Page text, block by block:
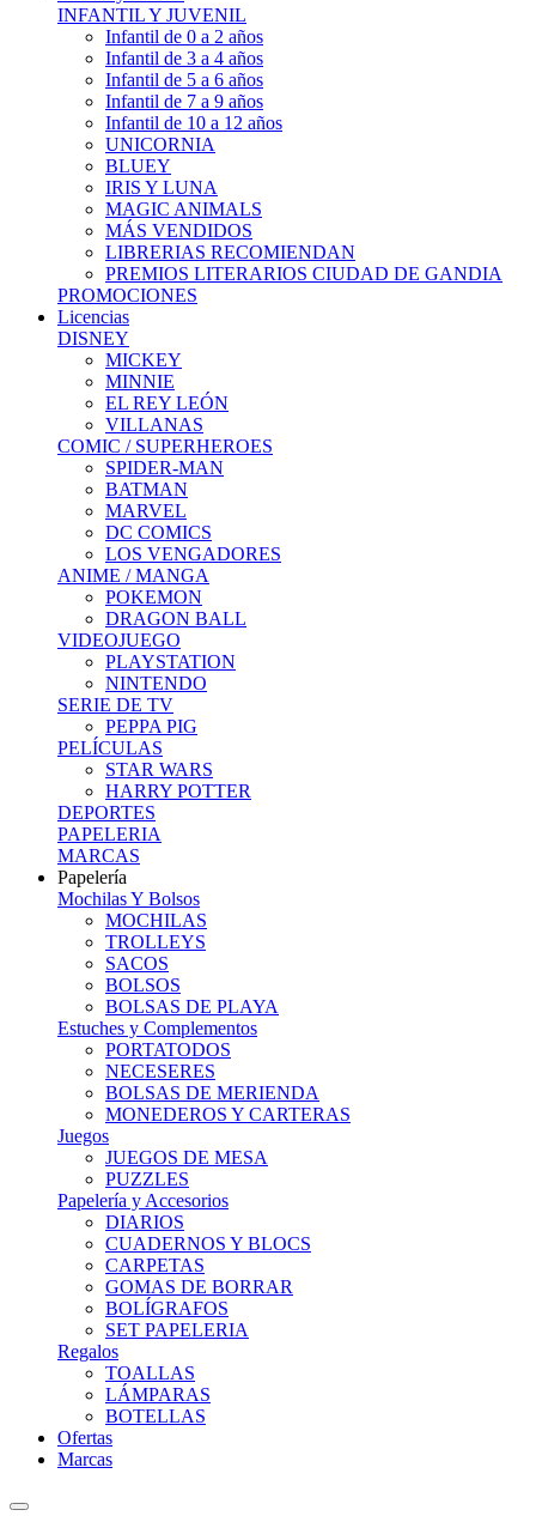
INFANTIL Y JUVENIL
Infantil de 0 a 2 años
Infantil de 3 a 4 años
Infantil de 5 a 6 años
Infantil de 7 a 9 años
Infantil de 10 a 12 años
UNICORNIA
BLUEY
IRIS Y LUNA
MAGIC ANIMALS
MÁS VENDIDOS
LIBRERIAS RECOMIENDAN
PREMIOS LITERARIOS CIUDAD DE GANDIA
PROMOCIONES
Licencias
DISNEY
MICKEY
MINNIE
EL REY LEÓN
VILLANAS
COMIC / SUPERHEROES
SPIDER-MAN
BATMAN
MARVEL
DC COMICS
LOS VENGADORES
ANIME / MANGA
POKEMON
DRAGON BALL
VIDEOJUEGO
PLAYSTATION
NINTENDO
SERIE DE TV
PEPPA PIG
PELÍCULAS
STAR WARS
HARRY POTTER
DEPORTES
PAPELERIA
MARCAS
Papelería
Mochilas Y Bolsos
MOCHILAS
TROLLEYS
SACOS
BOLSOS
BOLSAS DE PLAYA
Estuches y Complementos
PORTATODOS
NECESERES
BOLSAS DE MERIENDA
MONEDEROS Y CARTERAS
Juegos
JUEGOS DE MESA
PUZZLES
Papelería y Accesorios
DIARIOS
CUADERNOS Y BLOCS
CARPETAS
GOMAS DE BORRAR
BOLÍGRAFOS
SET PAPELERIA
Regalos
TOALLAS
LÁMPARAS
BOTELLAS
Ofertas
Marcas